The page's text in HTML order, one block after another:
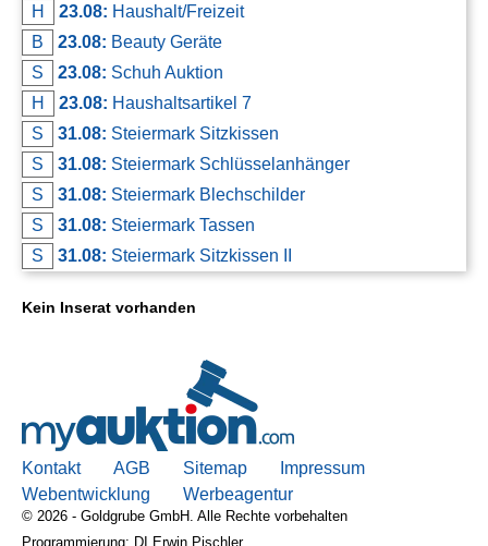
H
23.08: Haushalt/Freizeit
B
23.08: Beauty Geräte
S
23.08: Schuh Auktion
H
23.08: Haushaltsartikel 7
S
31.08: Steiermark Sitzkissen
S
31.08: Steiermark Schlüsselanhänger
S
31.08: Steiermark Blechschilder
S
31.08: Steiermark Tassen
S
31.08: Steiermark Sitzkissen II
Kein Inserat vorhanden
Kontakt AGB Sitemap
Impressum
Webentwicklung
Werbeagentur
© 2026 - Goldgrube GmbH. Alle Rechte vorbehalten
Programmierung: DI Erwin Pischler